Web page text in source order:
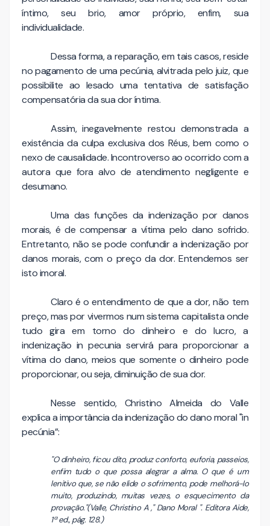
íntimo, seu brio, amor próprio, enfim, sua
individualidade.
Dessa forma, a reparação, em tais casos, reside
no pagamento de uma pecúnia, alvitrada pelo juiz, que
possibilite ao lesado uma tentativa de satisfação
compensatória da sua dor íntima.
Assim, inegavelmente restou demonstrada a
existência da culpa exclusiva dos Réus, bem como o
nexo de causalidade. Incontroverso ao ocorrido com a
autora que fora alvo de atendimento negligente e
desumano.
Uma das funções da indenização por danos
morais, é de compensar a vítima pelo dano sofrido.
Entretanto, não se pode confundir a indenização por
danos morais, com o preço da dor. Entendemos ser
isto imoral.
Claro é o entendimento de que a dor, não tem
preço, mas por vivermos num sistema capitalista onde
tudo gira em torno do dinheiro e do lucro, a
indenização in pecunia servirá para proporcionar a
vítima do dano, meios que somente o dinheiro pode
proporcionar, ou seja, diminuição de sua dor.
Nesse sentido, Christino Almeida do Valle
explica a importância da indenização do dano moral "in
pecúnia”:
"O dinheiro, ficou dito, produz conforto, euforia, passeios,
enfim tudo o que possa alegrar a alma. O que é um
lenitivo que, se não elide o sofrimento, pode melhorá-lo
muito, produzindo, muitas vezes, o esquecimento da
provação."(Valle, Christino A ," Dano Moral ". Editora Aide,
1ª ed., pág. 128.)